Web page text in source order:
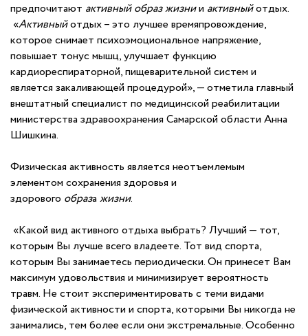
предпочитают активный образжизнии активныйотдых.
«Активныйотдых – это лучшее времяпровождение,
которое снимает психоэмоциональное напряжение,
повышает тонус мышц, улучшает функцию
кардиореспираторной, пищеварительной систем и
является закаливающей процедурой», — отметила главный
внештатный специалист по медицинской реабилитации
министерства здравоохранения Самарской области Анна
Шишкина.
Физическая активность является неотъемлемым
элементом сохранения здоровья и
здорового образа жизни.
«Какой вид активного отдыха выбрать? Лучший — тот,
которым Вы лучше всего владеете. Тот вид спорта,
которым Вы занимаетесь периодически. Он принесет Вам
максимум удовольствия и минимизирует вероятность
травм. Не стоит экспериментировать с теми видами
физической активности и спорта, которыми Вы никогда не
занимались, тем более если они экстремальные. Особенно